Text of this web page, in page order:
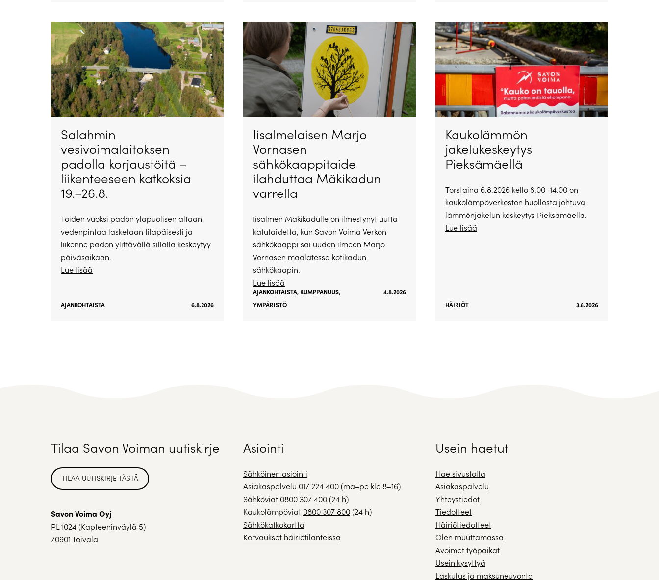
Salahmin
vesivoimalaitoksen
padolla korjaustöitä –
liikenteeseen katkoksia
19.–26.8.
Töiden vuoksi padon yläpuolisen altaan
vedenpintaa lasketaan tilapäisesti ja
liikenne padon ylittävällä sillalla keskeytyy
päiväsaikaan.
Lue lisää
AJANKOHTAISTA 6.8.2026
Iisalmelaisen Marjo
Vornasen
sähkökaappitaide
ilahduttaa Mäkikadun
varrella
Iisalmen Mäkikadulle on ilmestynyt uutta
katutaidetta, kun Savon Voima Verkon
sähkökaappi sai uuden ilmeen Marjo
Vornasen maalatessa kotikadun
sähkökaapin.
Lue lisää
AJANKOHTAISTA, KUMPPANUUS,
YMPÄRISTÖ
4.8.2026
Kaukolämmön
jakelukeskeytys
Pieksämäellä
Torstaina 6.8.2026 kello 8.00–14.00 on
kaukolämpöverkoston huollosta johtuva
lämmönjakelun keskeytys Pieksämäellä.
Lue lisää
HÄIRIÖT 3.8.2026
Tilaa Savon Voiman uutiskirje
TILAA UUTISKIRJE TÄSTÄ
Savon Voima Oyj
PL 1024 (Kapteeninväylä 5)
70901 Toivala
Asiointi
Sähköinen asiointi
Asiakaspalvelu 017 224 400(ma–pe klo 8–16)
Sähköviat 0800 307 400(24 h)
Kaukolämpöviat 0800 307 800(24 h)
Sähkökatkokartta
Korvaukset häiriötilanteissa
Usein haetut
Hae sivustolta
Asiakaspalvelu
Yhteystiedot
Tiedotteet
Häiriötiedotteet
Olen muuttamassa
Avoimet työpaikat
Usein kysyttyä
Laskutus ja maksuneuvonta